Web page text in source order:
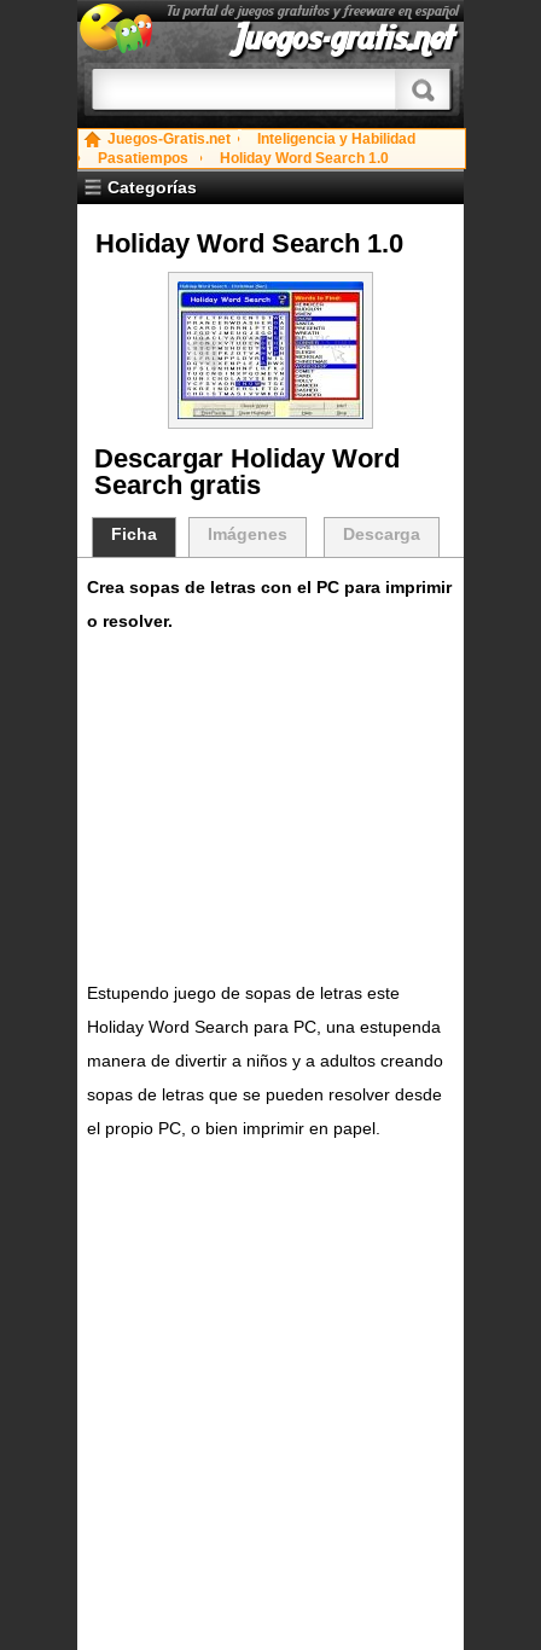
Tu portal de juegos gratuitos y freeware en español
Juegos-gratis.net
Juegos-Gratis.net
Inteligencia y Habilidad
Pasatiempos
Holiday Word Search 1.0
Categorías
Holiday Word Search 1.0
Descargar Holiday Word
Search gratis
Descarga
Imágenes
Ficha
Crea sopas de letras con el PC para imprimir
o resolver.
Estupendo juego de sopas de letras este
Holiday Word Search para PC, una estupenda
manera de divertir a niños y a adultos creando
sopas de letras que se pueden resolver desde
el propio PC, o bien imprimir en papel.